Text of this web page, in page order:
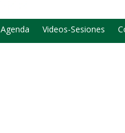
Agenda Videos-Sesiones